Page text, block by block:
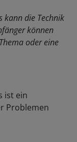
kann die Technik
können
oder eine
ist ein
Problemen